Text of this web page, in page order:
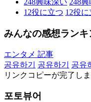
248興味深い 248興
12役に立つ 12役に
みんなの感想ランキ
エンタメ 記事
공유하기
공유하기 공유
リンクコピーが完了しま
포토뷰어